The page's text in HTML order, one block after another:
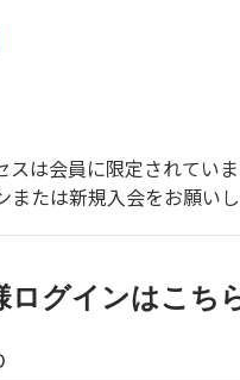
スは会員に限定されてい
たは新規入会をお願いし
ログインはこち